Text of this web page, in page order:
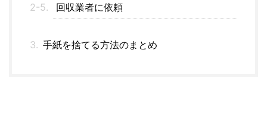
回収業者に依頼
手紙を捨てる方法のまとめ